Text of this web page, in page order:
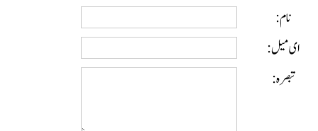
نام:
ای میل:
تبصرہ: